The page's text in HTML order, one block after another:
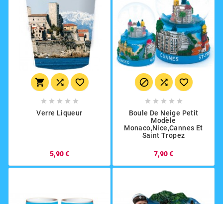
  
    
Verre Liqueur
5,90 €
  
    
Boule De Neige Petit
Modèle
Monaco,Nice,Cannes Et
Saint Tropez
7,90 €